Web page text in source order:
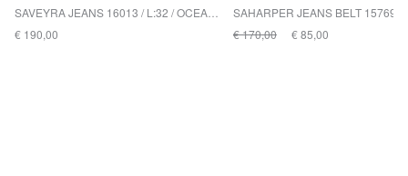
€ 190,00
€ 170,00 € 85,00